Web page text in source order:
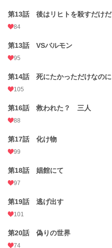
第13話 後はリヒトを殺すだけだ
84
第13話 VSバルモン
95
第14話 死にたかっただけなのに
105
第16話 救われた？ 三人
88
第17話 化け物
99
第18話 娼館にて
97
第19話 逃げ出す
101
第20話 偽りの世界
74